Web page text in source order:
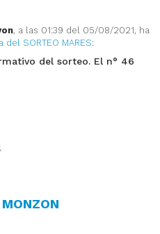
, a las 01:39 del 05/08/2021, ha
del SORTEO MARES:
del sorteo. El n° 46